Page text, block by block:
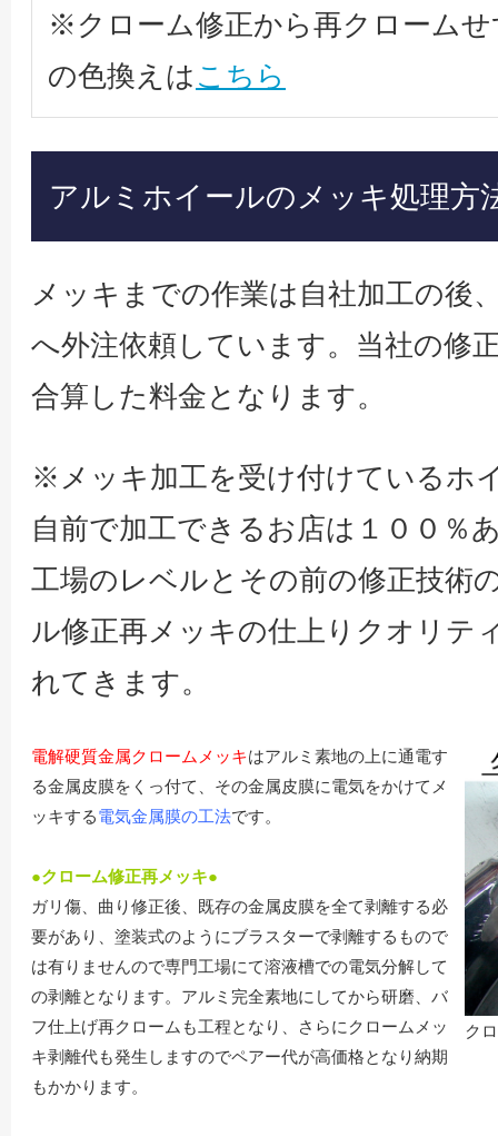
※クローム修正から再クローム
の色換えは こちら
アルミホイールのメッキ処理方
メッキまでの作業は自社加工の後
へ外注依頼しています。当社の修
合算した料金となります。
※メッキ加工を受け付けているホ
自前で加工できるお店は１００％
工場のレベルとその前の修正技術
ル修正再メッキの仕上りクオリテ
れてきます。
電解硬質金属クロームメッキはアルミ素地の上に通電す
る金属皮膜をくっ付て、その金属皮膜に電気をかけてメ
ッキする電気金属膜の工法です。
●クローム修正再メッキ●
ガリ傷、曲り修正後、既存の金属皮膜を全て剥離する必
要があり、塗装式のようにブラスターで剥離するもので
は有りませんので専門工場にて溶液槽での電気分解して
の剥離となります。アルミ完全素地にしてから研磨、バ
フ仕上げ再クロームも工程となり、さらにクロームメッ
キ剥離代も発生しますのでペアー代が高価格となり納期
もかかります。
ク